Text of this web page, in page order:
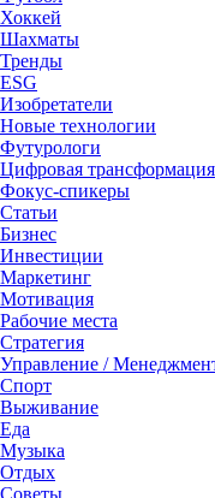
Хоккей
Шахматы
Тренды
ESG
Изобретатели
Новые технологии
Футурологи
Цифровая трансформация
Фокус-спикеры
Статьи
Бизнес
Инвестиции
Маркетинг
Мотивация
Рабочие места
Стратегия
Управление /
Спорт
Выживание
Еда
Музыка
Отдых
Советы